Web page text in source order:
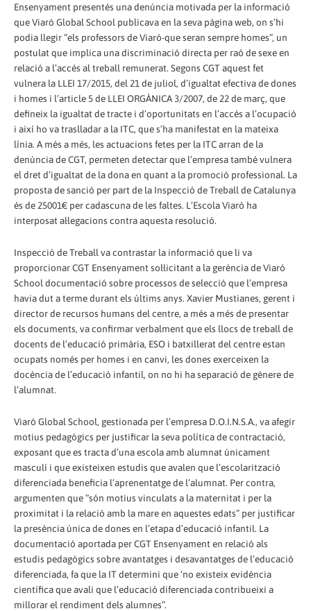
Ensenyament presentés una denúncia motivada per la informació
que Viaró Global School publicava en la seva pàgina web, on s’hi
podia llegir “els professors de Viaró-que seran sempre homes”, un
postulat que implica una discriminació directa per raó de sexe en
relació a l’accés al treball remunerat. Segons CGT aquest fet
vulnera la LLEI 17/2015, del 21 de juliol, d’igualtat efectiva de dones
i homes i l’article 5 de LLEI ORGÀNICA 3/2007, de 22 de març, que
defineix la igualtat de tracte i d’oportunitats en l’accés a l’ocupació
i així ho va traslladar a la ITC, que s’ha manifestat en la mateixa
línia. A més a més, les actuacions fetes per la ITC arran de la
denúncia de CGT, permeten detectar que l’empresa també vulnera
el dret d’igualtat de la dona en quant a la promoció professional. La
proposta de sanció per part de la Inspecció de Treball de Catalunya
és de 25001€ per cadascuna de les faltes. L’Escola Viaró ha
interposat al·legacions contra aquesta resolució.
Inspecció de Treball va contrastar la informació que li va
proporcionar CGT Ensenyament sol·licitant a la gerència de Viaró
School documentació sobre processos de selecció que l’empresa
havia dut a terme durant els últims anys. Xavier Mustianes, gerent i
director de recursos humans del centre, a més a més de presentar
els documents, va confirmar verbalment que els llocs de treball de
docents de l’educació primària, ESO i batxillerat del centre estan
ocupats només per homes i en canvi, les dones exerceixen la
docència de l’educació infantil, on no hi ha separació de gènere de
l’alumnat.
Viaró Global School, gestionada per l’empresa D.O.I.N.S.A., va afegir
motius pedagògics per justificar la seva política de contractació,
exposant que es tracta d’una escola amb alumnat únicament
masculí i que existeixen estudis que avalen que l’escolarització
diferenciada beneficia l’aprenentatge de l’alumnat. Per contra,
argumenten que “són motius vinculats a la maternitat i per la
proximitat i la relació amb la mare en aquestes edats” per justificar
la presència única de dones en l’etapa d’educació infantil. La
documentació aportada per CGT Ensenyament en relació als
estudis pedagògics sobre avantatges i desavantatges de l’educació
diferenciada, fa que la IT determini que ‘no existeix evidència
científica que avali que l’educació diferenciada contribueixi a
millorar el rendiment dels alumnes”.